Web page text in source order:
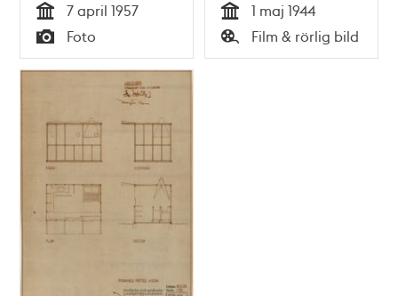
Tid
7 april 1957
Typ
Foto Tid
1 maj 1944
Typ
Film & rörlig bild